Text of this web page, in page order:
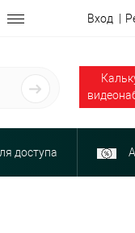
Вход
доступа